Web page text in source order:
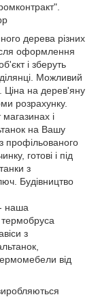
дерева різних
оформлення
і зберуть
Можливий
Ціна на дерев'яну
розрахунку.
і
на Вашу
профільованого
готові і під
з
Будівництво
наша
термобруса
з
від